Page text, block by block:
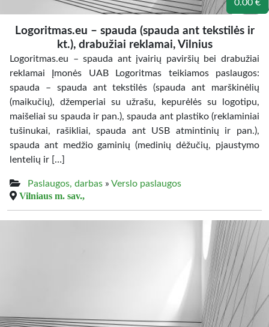
0.00 €
Logoritmas.eu – spauda (spauda ant tekstilės ir
kt.), drabužiai reklamai, Vilnius
Logoritmas.eu – spauda ant įvairių paviršių bei drabužiai
reklamai Įmonės UAB Logoritmas teikiamos paslaugos:
spauda – spauda ant tekstilės (spauda ant marškinėlių
(maikučių), džemperiai su užrašu, kepurėlės su logotipu,
maišeliai su spauda ir pan.), spauda ant plastiko (reklaminiai
tušinukai, rašikliai, spauda ant USB atmintinių ir pan.),
spauda ant medžio gaminių (medinių dėžučių, pjaustymo
lentelių ir […]
Paslaugos, darbas » Verslo paslaugos
Vilniaus m. sav.,